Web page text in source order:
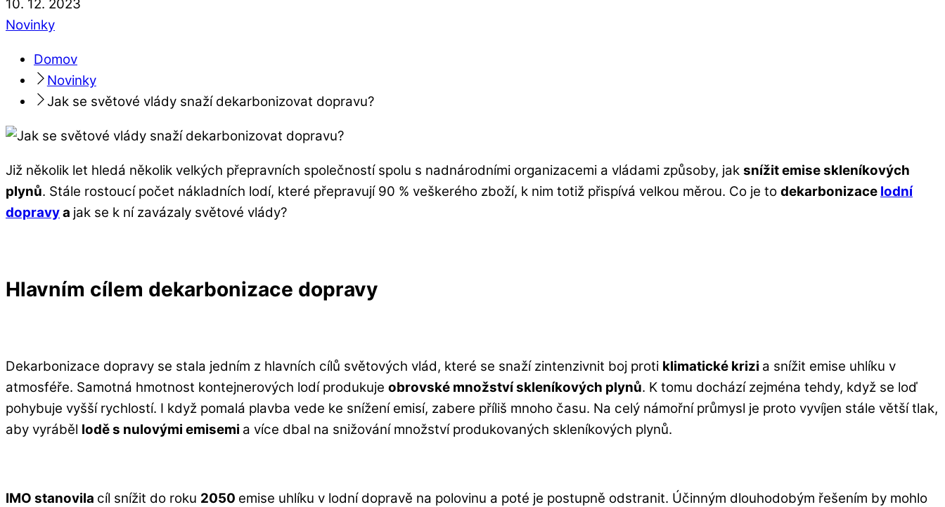
10. 12. 2023
Novinky
Domov
Novinky
Jak se světové vlády snaží dekarbonizovat dopravu?
Již několik let hledá několik velkých přepravních společností spolu s nadnárodními organizacemi a vládami způsoby, jak snížit emise skleníkových
plynů. Stále rostoucí počet nákladních lodí, které přepravují 90 % veškerého zboží, k nim totiž přispívá velkou měrou. Co je to dekarbonizace lodní
dopravya jak se k ní zavázaly světové vlády?
Hlavním cílem dekarbonizace dopravy
Dekarbonizace dopravy se stala jedním z hlavních cílů světových vlád, které se snaží zintenzivnit boj proti klimatické krizi a snížit emise uhlíku v
atmosféře. Samotná hmotnost kontejnerových lodí produkuje obrovské množství skleníkových plynů. K tomu dochází zejména tehdy, když se loď
pohybuje vyšší rychlostí. I když pomalá plavba vede ke snížení emisí, zabere příliš mnoho času. Na celý námořní průmysl je proto vyvíjen stále větší tlak,
aby vyráběl lodě s nulovými emisemi a více dbal na snižování množství produkovaných skleníkových plynů.
IMO stanovila cíl snížit do roku 2050 emise uhlíku v lodní dopravě na polovinu a poté je postupně odstranit. Účinným dlouhodobým řešením by mohlo